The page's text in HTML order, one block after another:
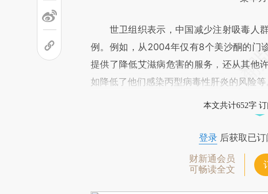
世卫组织表示，中国减少注射吸毒人
例。例如，从2004年仅有8个美沙酮的门
提供了降低艾滋病危害的服务，还从其他
如降低了他们感染丙型病毒性肝炎的风险等
本文共计652字
登录后获取已订
财新通会员
可畅读全文